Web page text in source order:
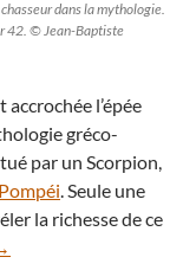
dans la mythologie.
42. © Jean-Baptiste
l’épée
gréco-
par un Scorpion,
. Seule une
la richesse de ce
Vertigineux panorama